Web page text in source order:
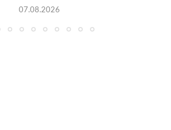
07.08.2026